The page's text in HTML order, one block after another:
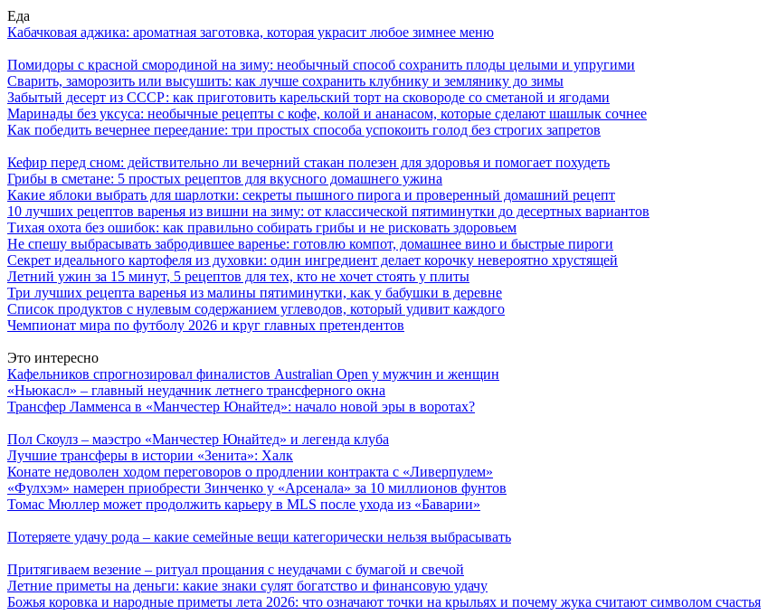
Еда
Кабачковая аджика: ароматная заготовка, которая украсит любое зимнее меню
Помидоры с красной смородиной на зиму: необычный способ сохранить плоды целыми и упругими
Сварить, заморозить или высушить: как лучше сохранить клубнику и землянику до зимы
Забытый десерт из СССР: как приготовить карельский торт на сковороде со сметаной и ягодами
Маринады без уксуса: необычные рецепты с кофе, колой и ананасом, которые сделают шашлык сочнее
Как победить вечернее переедание: три простых способа успокоить голод без строгих запретов
Кефир перед сном: действительно ли вечерний стакан полезен для здоровья и помогает похудеть
Грибы в сметане: 5 простых рецептов для вкусного домашнего ужина
Какие яблоки выбрать для шарлотки: секреты пышного пирога и проверенный домашний рецепт
10 лучших рецептов варенья из вишни на зиму: от классической пятиминутки до десертных вариантов
Тихая охота без ошибок: как правильно собирать грибы и не рисковать здоровьем
Не спешу выбрасывать забродившее варенье: готовлю компот, домашнее вино и быстрые пироги
Секрет идеального картофеля из духовки: один ингредиент делает корочку невероятно хрустящей
Летний ужин за 15 минут, 5 рецептов для тех, кто не хочет стоять у плиты
Три лучших рецепта варенья из малины пятиминутки, как у бабушки в деревне
Список продуктов с нулевым содержанием углеводов, который удивит каждого
Чемпионат мира по футболу 2026 и круг главных претендентов
Это интересно
Кафельников спрогнозировал финалистов Australian Open у мужчин и женщин
«Ньюкасл» – главный неудачник летнего трансферного окна
Трансфер Ламменса в «Манчестер Юнайтед»: начало новой эры в воротах?
Пол Скоулз – маэстро «Манчестер Юнайтед» и легенда клуба
Лучшие трансферы в истории «Зенита»: Халк
Конате недоволен ходом переговоров о продлении контракта с «Ливерпулем»
«Фулхэм» намерен приобрести Зинченко у «Арсенала» за 10 миллионов фунтов
Томас Мюллер может продолжить карьеру в MLS после ухода из «Баварии»
Потеряете удачу рода – какие семейные вещи категорически нельзя выбрасывать
Притягиваем везение – ритуал прощания с неудачами с бумагой и свечой
Летние приметы на деньги: какие знаки сулят богатство и финансовую удачу
Божья коровка и народные приметы лета 2026: что означают точки на крыльях и почему жука считают символом счастья